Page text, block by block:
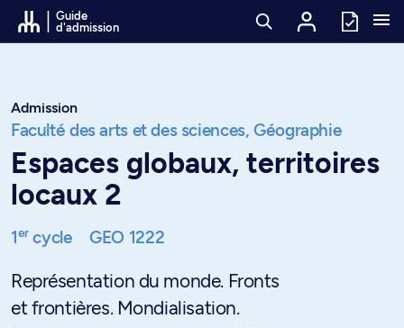
Passer au contenu
Guide
d'admission
Admission
Faculté des arts et des sciences, Géographie
Espaces globaux, territoires
locaux 2
1ercycle GEO 1222
Représentation du monde. Fronts
et frontières. Mondialisation.